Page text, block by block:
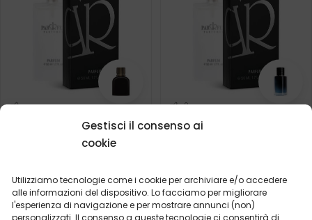
Gestisci il consenso ai
cookie
Utilizziamo tecnologie come i cookie per archiviare e/o accedere
alle informazioni del dispositivo. Lo facciamo per migliorare
l'esperienza di navigazione e per mostrare annunci (non)
personalizzati. Il consenso a queste tecnologie ci consentirà di
Profumo da uomo – 404
2ml 50ml
Profumo da uomo – 401
(50ml)
DIOR - SAUVAGE
2ml 20ml 50ml